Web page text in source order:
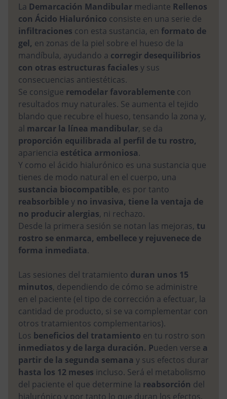
La Demarcación Mandibular mediante Rellenos
con Ácido Hialurónico consiste en una serie de
infiltraciones con esta sustancia, en formato de
gel, en zonas de la piel sobre el hueso de la
mandíbula, ayudando a corregir desequilibrios
con otras estructuras faciales y sus
consecuencias antiestéticas.
Se consigue remodelar favorablemente con
resultados muy naturales. Se aumenta el tejido
blando que recubre el hueso, tensando la zona y,
al marcar la línea mandibular, se da
proporción equilibrada al perfil de tu rostro,
apariencia estética armoniosa.
Y como el ácido hialurónico es una sustancia que
tienes de modo natural en el cuerpo, una
sustancia biocompatible, es por tanto
reabsorbibley no invasiva, tiene la ventaja de
no producir alergias, ni rechazo.
Desde la primera sesión se notan las mejoras, tu
rostro se enmarca, embellece y rejuvenece de
forma inmediata.
Las sesiones del tratamiento duran unos 15
minutos, dependiendo de cómo se administre
en el paciente (el tipo de corrección a efectuar, la
cantidad de producto, si se va complementar con
otros tratamientos complementarios).
Los beneficios del tratamiento en tu rostro son
inmediatos y de larga duración. Pueden verse a
partir de la segunda semana y sus efectos durar
hasta los 12 meses incluso. Será el metabolismo
del paciente el que determine la reabsorción del
hialurónico y por tanto lo que duran los efectos.